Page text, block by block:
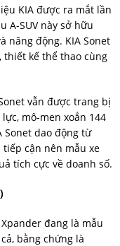
KIA được ra mắt lần
A-SUV này sở hữu
năng động. KIA Sonet
kế thể thao cùng
vẫn được trang bị
mô-men xoắn 144
Sonet dao động từ
cận nên mẫu xe
tích cực về doanh số.
đang là mẫu
bằng chứng là